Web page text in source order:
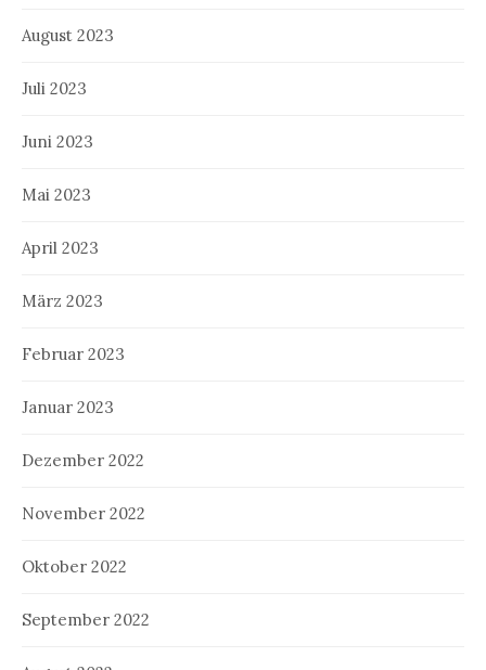
August 2023
Juli 2023
Juni 2023
Mai 2023
April 2023
März 2023
Februar 2023
Januar 2023
Dezember 2022
November 2022
Oktober 2022
September 2022